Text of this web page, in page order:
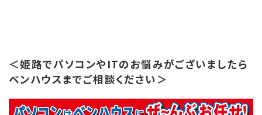
＜姫路でパソコンやITのお悩みがございましたら
ベンハウスまでご相談ください＞